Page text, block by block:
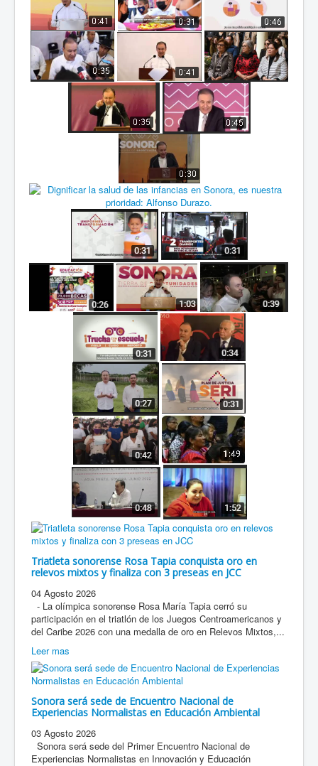
Triatleta sonorense Rosa Tapia conquista oro en
relevos mixtos y finaliza con 3 preseas en JCC
04 Agosto 2026
- La olímpica sonorense Rosa María Tapia cerró su
participación en el triatlón de los Juegos Centroamericanos y
del Caribe 2026 con una medalla de oro en Relevos Mixtos,...
Leer mas
Sonora será sede de Encuentro Nacional de
Experiencias Normalistas en Educación Ambiental
03 Agosto 2026
Sonora será sede del Primer Encuentro Nacional de
Experiencias Normalistas en Innovación y Educación